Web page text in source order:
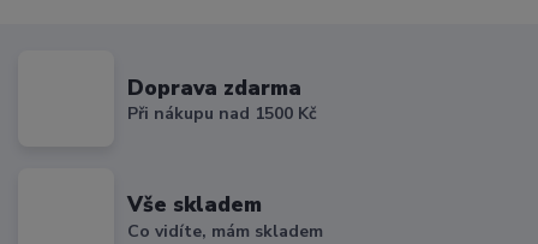
Doprava zdarma
Při nákupu nad 1500 Kč
Vše skladem
Co vidíte, mám skladem